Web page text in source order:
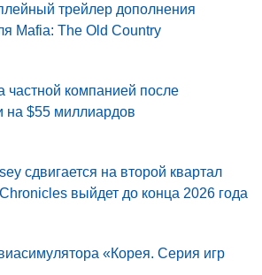
трейлер дополнения
Mafia: The Old Country
частной компанией после
на $55 миллиардов
сдвигается на второй квартал
выйдет до конца 2026 года
«Корея. Серия игр